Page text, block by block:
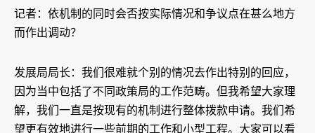
记者：依机制的同时会否按实际情况和争议点在甚么地方
而作出调动？
发展局局长：我们很难就个别的情况去作出特别的回应，
因为当中包括了不同政策局的工作范畴。但我希望大家理
解，我们一直是按现有的机制进行整体拨款申请。我们希
望更有效地进行一些前期的工作和小型工程。大家可以看